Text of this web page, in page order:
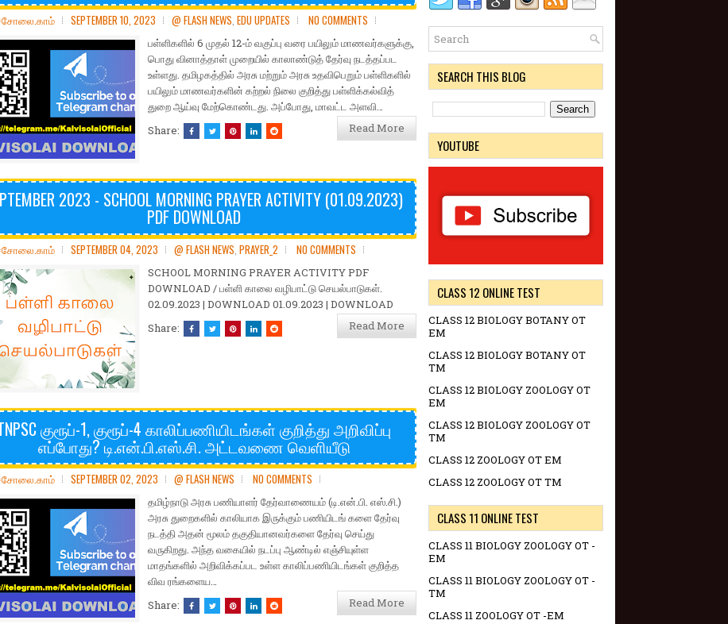
SEPTEMBER 10, 2023 @ FLASH NEWS, EDU UPDATES NO COMMENTS
பள்ளிகளில் 6 முதல் 12-ம் வகுப்பு வரை பயிலும் மாணவர்களுக்கு,
பொது வினாத்தாள் முறையில் காலாண்டுத் தேர்வு நடத்தப்பட
உள்ளது. தமிழகத்தில் அரசு மற்றும் அரசு உதவிபெறும் பள்ளிகளில்
பயிலும் மாணவர்களின் கற்றல் நிலை குறித்து பள்ளிக்கல்வித்
துறை ஆய்வு மேற்கொண்டது. அப்போது, மாவட்ட அளவி…
Share:
Read More
2023 - SCHOOL MORNING PRAYER ACTIVITY (01.09.2023)
PDF DOWNLOAD
SEPTEMBER 04, 2023 @ FLASH NEWS, PRAYER_2 NO COMMENTS
SCHOOL MORNING PRAYER ACTIVITY PDF
DOWNLOAD / பள்ளி காலை வழிபாட்டு செயல்பாடுகள்.
02.09.2023 | DOWNLOAD 01.09.2023 | DOWNLOAD
Share:
Read More
குரூப்-1, குரூப்-4 காலிப்பணியிடங்கள் குறித்து அறிவிப்பு
எப்போது? டி.என்.பி.எஸ்.சி. அட்டவணை வெளியீடு
SEPTEMBER 02, 2023 @ FLASH NEWS NO COMMENTS
தமிழ்நாடு அரசு பணியாளர் தேர்வாணையம் (டி.என்.பி. எஸ்.சி.)
அரசு துறைகளில் காலியாக இருக்கும் பணியிடங் களை தேர்வு
நடத்தி அதன் மூலம் தகுதியானவர்களை தேர்வு செய்து
வருகிறது. அந்த வகையில் நடப்பு ஆண்டில் எஞ்சியுள்ள
மாதங்களில் அறிவிக்கப்பட உள்ள காலிப்பணியிடங்கள் குறித்த
விவ ரங்களைய…
Share:
Read More
SEARCH THIS BLOG
YOUTUBE
CLASS 12 ONLINE TEST
CLASS 12 BIOLOGY BOTANY OT
EM
CLASS 12 BIOLOGY BOTANY OT
TM
CLASS 12 BIOLOGY ZOOLOGY OT
EM
CLASS 12 BIOLOGY ZOOLOGY OT
TM
CLASS 12 ZOOLOGY OT EM
CLASS 12 ZOOLOGY OT TM
CLASS 11 ONLINE TEST
CLASS 11 BIOLOGY ZOOLOGY OT -
EM
CLASS 11 BIOLOGY ZOOLOGY OT -
TM
CLASS 11 ZOOLOGY OT -EM